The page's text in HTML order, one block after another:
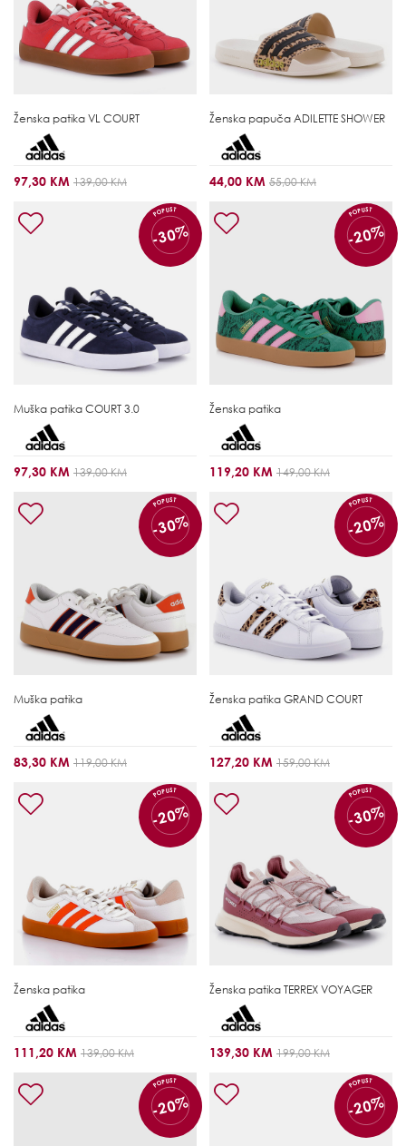
Ženska patika VL COURT
97,30 KM 139,00 KM
Ženska papuča ADILETTE SHOWER
44,00 KM 55,00 KM
POPUST
-30%
Muška patika COURT 3.0
97,30 KM 139,00 KM
POPUST
-20%
Ženska patika
119,20 KM 149,00 KM
POPUST
-30%
Muška patika
83,30 KM 119,00 KM
POPUST
-20%
Ženska patika GRAND COURT
127,20 KM 159,00 KM
POPUST
-20%
Ženska patika
111,20 KM 139,00 KM
POPUST
-30%
Ženska patika TERREX VOYAGER
139,30 KM 199,00 KM
POPUST
-20%
POPUST
-20%